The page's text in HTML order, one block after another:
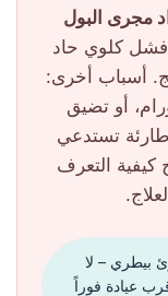
مجرى البول
فشل كلوي حاد
لم يعالج. أسباب أخرى:
أو تضيق
طارئة تستدعي
كيفية التعرف
بيطري – لا
عيادة فوراً